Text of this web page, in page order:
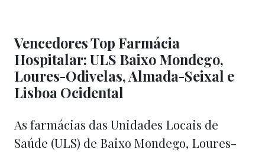
Vencedores Top Farmácia
Hospitalar: ULS Baixo Mondego,
Loures-Odivelas, Almada-Seixal e
Lisboa Ocidental
As farmácias das Unidades Locais de
Saúde (ULS) de Baixo Mondego, Loures-